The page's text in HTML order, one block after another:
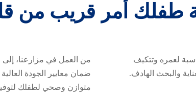
طفلك أمر قريب من
لعمره وتتكيف
والبحث الهادف.
من العمل في مزارعنا، إلى
ضمان معايير الجودة
متوازن وصحي لطفلك